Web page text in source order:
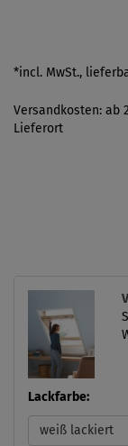
*incl. MwSt.,
Versandkosten: ab
Lieferort
Lackfarbe:
weiß lackiert